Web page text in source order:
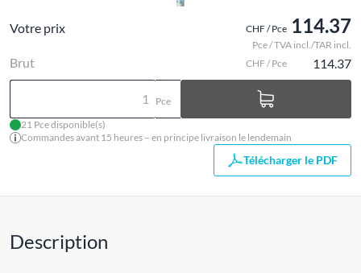
Votre prix CHF / Pce 114.37
Pce / TVA incl./TAR incl.
Brut CHF / Pce 114.37
Pce
21 Pce disponible(s)
Commandes avant 15 heures – en principe livraison le lendemain
Télécharger le PDF
Description